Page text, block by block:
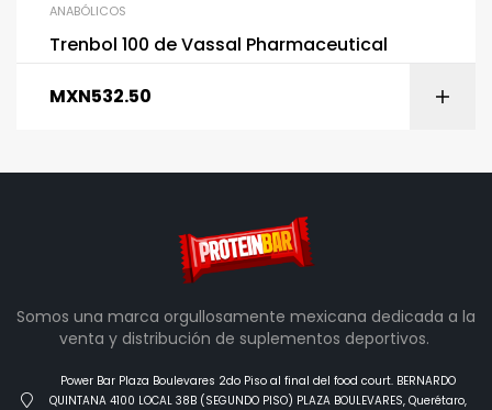
ANABÓLICOS
Trenbol 100 de Vassal Pharmaceutical
MXN532.50
Somos una marca orgullosamente mexicana dedicada a la
venta y distribución de suplementos deportivos.
Power Bar Plaza Boulevares 2do Piso al final del food court. BERNARDO
QUINTANA 4100 LOCAL 38B (SEGUNDO PISO) PLAZA BOULEVARES, Querétaro,